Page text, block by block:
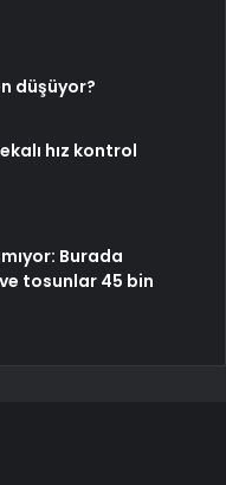
düşüyor?
hız kontrol
Burada
tosunlar 45 bin